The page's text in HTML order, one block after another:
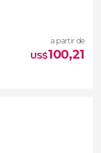
romântica ema partir de
US$100,21